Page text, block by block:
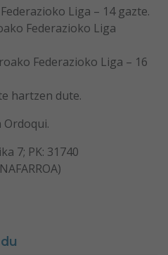
Liga – 14 gazte.
Federazioko Liga
Federazioko Liga – 16
hartzen dute.
Ordoqui.
7; PK: 31740